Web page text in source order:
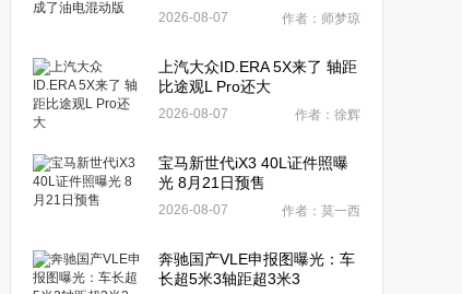
2026-08-07 作者：师梦琼
上汽大众ID.ERA 5X来了 轴距
比途观L Pro还大
2026-08-07 作者：徐辉
宝马新世代iX3 40L证件照曝
光 8月21日预售
2026-08-07 作者：莫一西
奔驰国产VLE申报图曝光：车
长超5米3轴距超3米3